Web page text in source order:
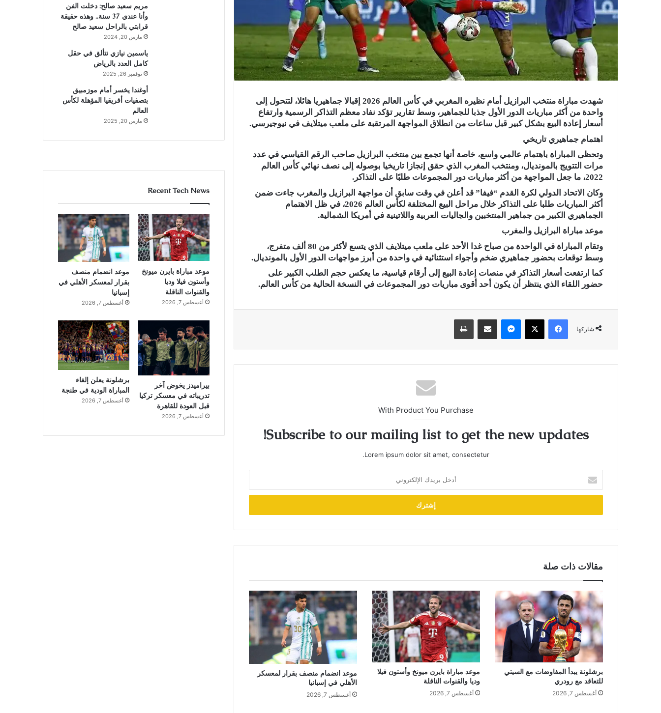
شهدت مباراة منتخب البرازيل أمام نظيره المغربي في كأس العالم 2026 إقبالا جماهيريا هائلا، لتتحول إلى
واحدة من أكثر مباريات الدور الأول جذبا للجماهير، وسط تقارير تؤكد نفاد معظم التذاكر الرسمية وارتفاع
أسعار إعادة البيع بشكل كبير قبل ساعات من انطلاق المواجهة المرتقبة على ملعب ميتلايف في نيوجيرسي.
اهتمام جماهيري تاريخي
وتحظى المباراة باهتمام عالمي واسع، خاصة أنها تجمع بين منتخب البرازيل صاحب الرقم القياسي في عدد
مرات التتويج بالمونديال، ومنتخب المغرب الذي حقق إنجازا تاريخيا بوصوله إلى نصف نهائي كأس العالم
2022، ما جعل المواجهة من أكثر مباريات دور المجموعات طلبًا على التذاكر.
وكان الاتحاد الدولي لكرة القدم “فيفا” قد أعلن في وقت سابق أن مواجهة البرازيل والمغرب جاءت ضمن
أكثر المباريات طلبا على التذاكر خلال مراحل البيع المختلفة لكأس العالم 2026، في ظل الاهتمام
الجماهيري الكبير من جماهير المنتخبين والجاليات العربية واللاتينية في أمريكا الشمالية.
موعد مباراة البرازيل والمغرب
وتقام المباراة في الواحدة من صباح غدا الأحد على ملعب ميتلايف الذي يتسع لأكثر من 80 ألف متفرج،
وسط توقعات بحضور جماهيري ضخم وأجواء استثنائية في واحدة من أبرز مواجهات الدور الأول بالمونديال.
كما ارتفعت أسعار التذاكر في منصات إعادة البيع إلى أرقام قياسية، ما يعكس حجم الطلب الكبير على
حضور اللقاء الذي ينتظر أن يكون أحد أقوى مباريات دور المجموعات في النسخة الحالية من كأس العالم.
شاركها
فيسبوك X ماسنجر مشاركة عبر البريد طباعة
With Product You Purchase
Subscribe to our mailing list to get the new updates!
Lorem ipsum dolor sit amet, consectetur.
بريدك
الإلكتروني
مقالات ذات صلة
برشلونة يبدأ المفاوضات مع السيتي
للتعاقد مع رودري
أغسطس 7, 2026
موعد مباراة بايرن ميونخ وأستون فيلا
وديا والقنوات الناقلة
أغسطس 7, 2026
موعد انضمام منصف بقرار لمعسكر
الأهلي في إسبانيا
أغسطس 7, 2026
مريم سعيد صالح: دخلت الفن
وأنا عندي 37 سنة.. وهذه حقيقة
قرابتي بالراحل سعيد صالح
مارس 20, 2024
ياسمين نيازي تتألق في حقل
كامل العدد بالرياض
نوفمبر 26, 2025
أوغندا يخسر أمام موزمبيق
بتصفيات أفريقيا المؤهلة لكأس
العالم
مارس 20, 2025
Recent Tech News
موعد مباراة بايرن ميونخ
وأستون فيلا وديا
والقنوات الناقلة
أغسطس 7, 2026
موعد انضمام منصف
بقرار لمعسكر الأهلي في
إسبانيا
أغسطس 7, 2026
بيراميدز يخوض آخر
تدريباته في معسكر تركيا
قبل العودة للقاهرة
أغسطس 7, 2026
برشلونة يعلن إلغاء
المباراة الودية في طنجة
أغسطس 7, 2026